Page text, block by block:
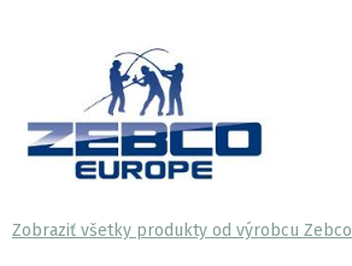
Zobraziť všetky produkty od výrobcu Zebco